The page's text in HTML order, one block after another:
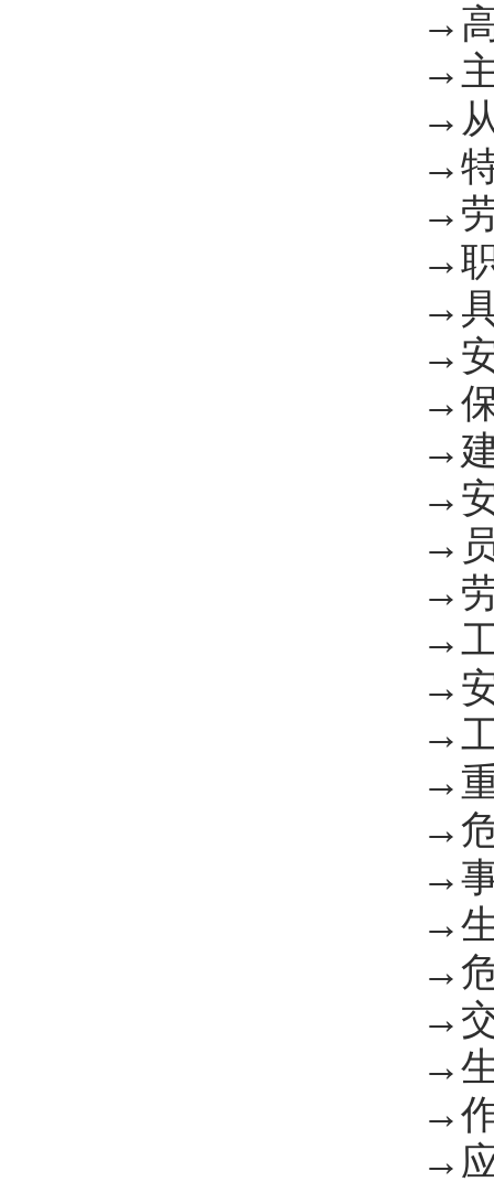
→高危
→主要
→从业
→特种
→劳务
→职工
→具
→安
→保
→建设
→安
→员工
→劳
→工伤
→安
→工
→重
→危
→事
→生产
→危
→交叉
→生产
→作
→应